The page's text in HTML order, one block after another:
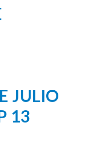
JULIO
13